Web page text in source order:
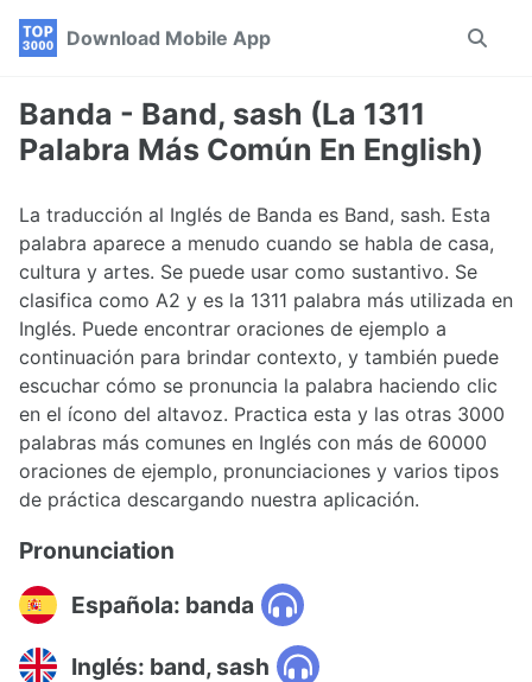
Skip
navigation
Skip
Skip
Download Mobile App
Toggle
Banda - Band, sash (La 1311
Palabra Más Común En English)
La traducción al Inglés de Banda es Band, sash. Esta
palabra aparece a menudo cuando se habla de casa,
cultura y artes. Se puede usar como sustantivo. Se
clasifica como A2 y es la 1311 palabra más utilizada en
Inglés. Puede encontrar oraciones de ejemplo a
continuación para brindar contexto, y también puede
escuchar cómo se pronuncia la palabra haciendo clic
en el ícono del altavoz. Practica esta y las otras 3000
palabras más comunes en Inglés con más de 60000
oraciones de ejemplo, pronunciaciones y varios tipos
de práctica descargando nuestra aplicación.
Pronunciation
Española: banda
Inglés: band, sash